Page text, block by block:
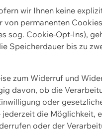
wir Ihnen keine
von permanenten
sog. Cookie-Opt-Ins),
Speicherdauer bis zu
zum Widerruf und
davon, ob die
oder
die Möglichkeit,
oder der